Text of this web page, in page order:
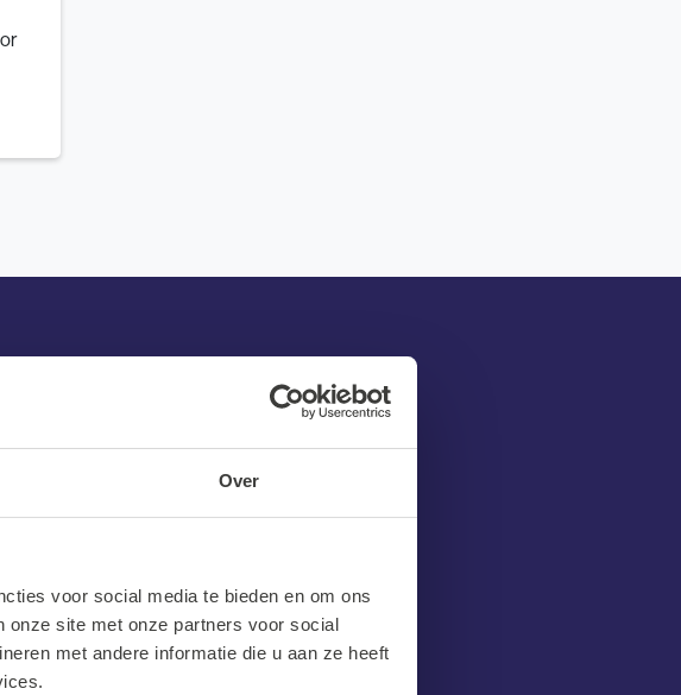
Over
voor social media te bieden en om ons
onze site met onze partners voor social
met andere informatie die u aan ze heeft